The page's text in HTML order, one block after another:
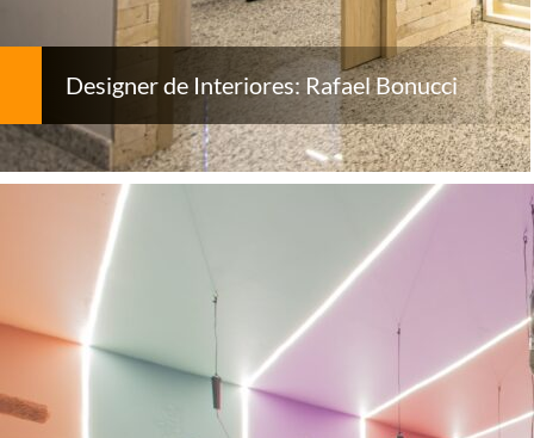
Designer de Interiores: Rafael Bonucci